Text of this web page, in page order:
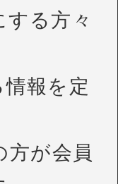
る方々
報を定
方が会員